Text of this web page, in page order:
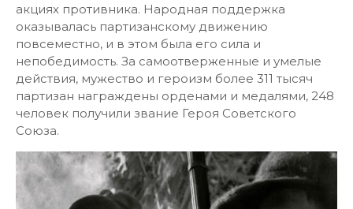
акциях противника. Народная поддержка
оказывалась партизанскому движению
повсеместно, и в этом была его сила и
непобедимость. За самоотверженные и умелые
действия, мужество и героизм более 311 тысяч
партизан награждены орденами и медалями, 248
человек получили звание Героя Советского
Союза.